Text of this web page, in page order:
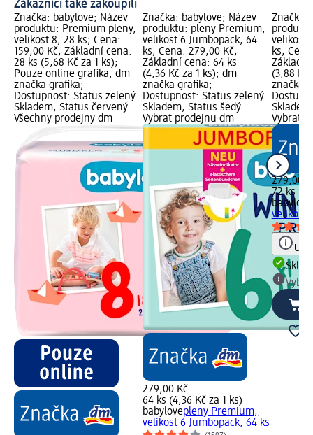
Zákazníci také zakoupili
Značka: babylove; Název
produktu: Premium pleny,
velikost 8, 28 ks; Cena:
159,00 Kč; Základní cena:
28 ks (5,68 Kč za 1 ks);
Pouze online grafika, dm
značka grafika;
Dostupnost: Status zelený
Skladem, Status červený
Všechny prodejny dm
Značka: babylove; Název
produktu: pleny Premium,
velikost 6 Jumbopack, 64
ks; Cena: 279,00 Kč;
Základní cena: 64 ks
(4,36 Kč za 1 ks); dm
značka grafika;
Dostupnost: Status zelený
Skladem, Status šedý
Vybrat prodejnu dm
279,00 Kč
64 ks (4,36 Kč za 1 ks)
babylovepleny Premium,
velikost 6 Jumbopack, 64 ks
Značka:
velikost
ks;
(3,88 Kč
značka
Vybrat
279,00
72 ks
babylove
velikost